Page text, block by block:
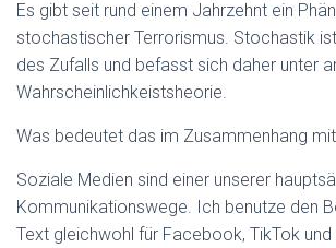
Es gibt seit rund einem Jahrzehnt ein
stochastischer Terrorismus. Stochastik
des Zufalls und befasst sich daher unter
Wahrscheinlichkeistsheorie.
Was bedeutet das im Zusammenhang
Soziale Medien sind einer unserer
Kommunikationswege. Ich benutze den
Text gleichwohl für Facebook, TikTok